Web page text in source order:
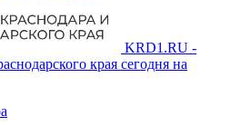
KRD1.RU -
края сегодня на